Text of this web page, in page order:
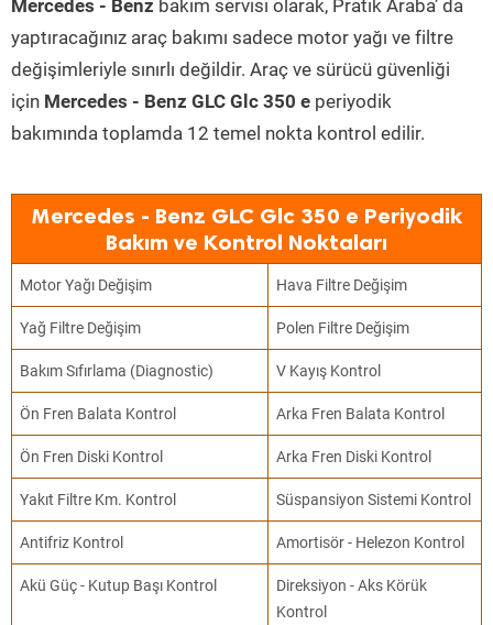
Mercedes - Benz bakım servisi olarak, Pratik Araba’ da
yaptıracağınız araç bakımı sadece motor yağı ve filtre
değişimleriyle sınırlı değildir. Araç ve sürücü güvenliği
için Mercedes - Benz GLC Glc 350 e periyodik
bakımında toplamda 12 temel nokta kontrol edilir.
Mercedes - Benz GLC Glc 350 e Periyodik
Bakım ve Kontrol Noktaları
Motor Yağı Değişim Hava Filtre Değişim
Yağ Filtre Değişim Polen Filtre Değişim
Bakım Sıfırlama (Diagnostic) V Kayış Kontrol
Ön Fren Balata Kontrol Arka Fren Balata Kontrol
Ön Fren Diski Kontrol Arka Fren Diski Kontrol
Yakıt Filtre Km. Kontrol Süspansiyon Sistemi Kontrol
Antifriz Kontrol Amortisör - Helezon Kontrol
Akü Güç - Kutup Başı Kontrol
Direksiyon - Aks Körük
Kontrol